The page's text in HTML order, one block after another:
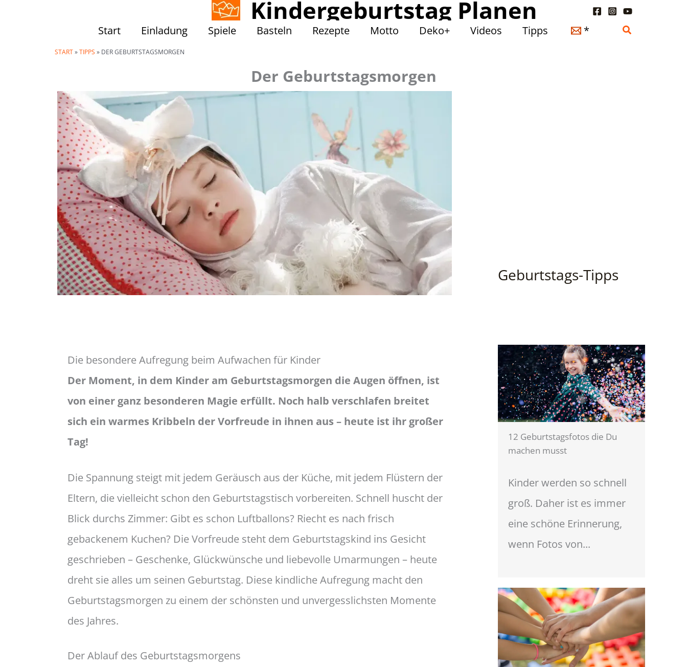
Kindergeburtstag Planen
Start Einladung Spiele Basteln Rezepte Motto Deko+ Videos Tipps * Suchen
START»TIPPS » DER GEBURTSTAGSMORGEN
Der Geburtstagsmorgen
Die besondere Aufregung beim Aufwachen für Kinder
Der Moment, in dem Kinder am Geburtstagsmorgen die Augen öffnen, ist
von einer ganz besonderen Magie erfüllt. Noch halb verschlafen breitet
sich ein warmes Kribbeln der Vorfreude in ihnen aus – heute ist ihr großer
Tag!
Die Spannung steigt mit jedem Geräusch aus der Küche, mit jedem Flüstern der
Eltern, die vielleicht schon den Geburtstagstisch vorbereiten. Schnell huscht der
Blick durchs Zimmer: Gibt es schon Luftballons? Riecht es nach frisch
gebackenem Kuchen? Die Vorfreude steht dem Geburtstagskind ins Gesicht
geschrieben – Geschenke, Glückwünsche und liebevolle Umarmungen – heute
dreht sie alles um seinen Geburtstag. Diese kindliche Aufregung macht den
Geburtstagsmorgen zu einem der schönsten und unvergesslichsten Momente
des Jahres.
Der Ablauf des Geburtstagsmorgens
Geburtstags-Tipps
12 Geburtstagsfotos die Du
machen musst
Kinder werden so schnell
groß. Daher ist es immer
eine schöne Erinnerung,
wenn Fotos von...